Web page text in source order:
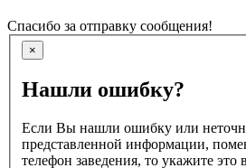
Спасибо за отправку сообщения!
×
Нашли ошибку?
Если Вы нашли ошибку или
представленной информации,
телефон заведения, то укажите